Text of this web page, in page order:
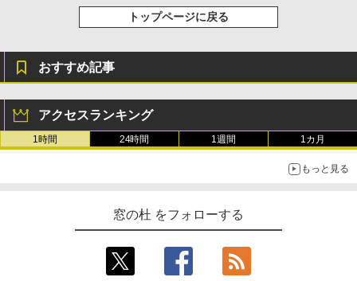
トップページに戻る
おすすめ記事
アクセスランキング
1時間 24時間 1週間 1カ月
もっと見る
窓の杜 をフォローする